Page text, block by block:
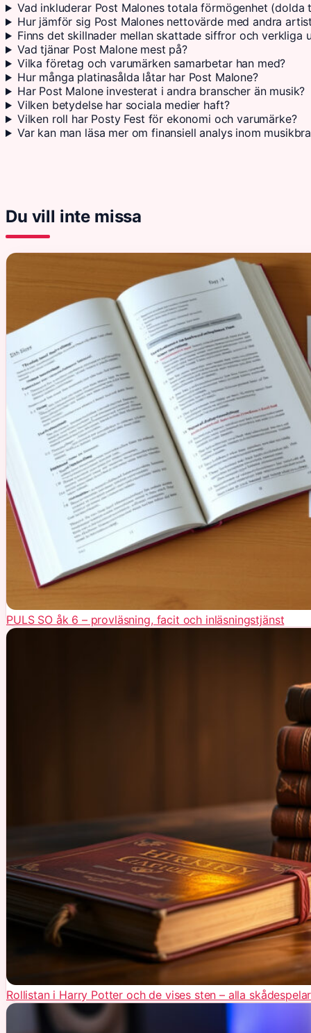
Vad inkluderar Post Malones totala förmögenhet (dolda
Hur jämför sig Post Malones nettovärde med andra
Finns det skillnader mellan skattade siffror och verkliga
Vad tjänar Post Malone mest på?
Vilka företag och varumärken samarbetar han med?
Hur många platinasålda låtar har Post Malone?
Har Post Malone investerat i andra branscher än musik?
Vilken betydelse har sociala medier haft?
Vilken roll har Posty Fest för ekonomi och varumärke?
Var kan man läsa mer om finansiell analys inom
Du vill inte missa
PULS SO åk 6 – provläsning, facit och inläsningstjänst
Rollistan i Harry Potter och de vises sten – alla